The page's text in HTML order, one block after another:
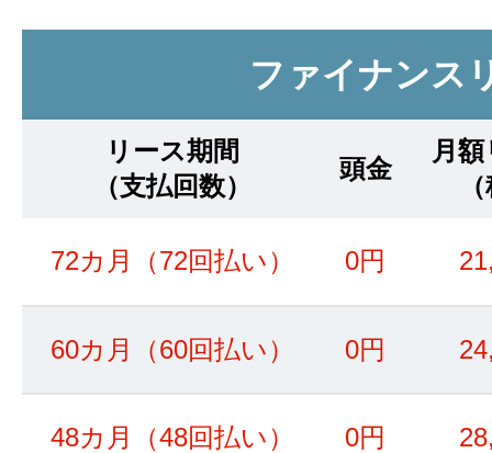
ファイナンス
リース期間
（支払回数）
頭金
月
72カ月（72回払い） 0円
60カ月（60回払い） 0円
48カ月（48回払い） 0円